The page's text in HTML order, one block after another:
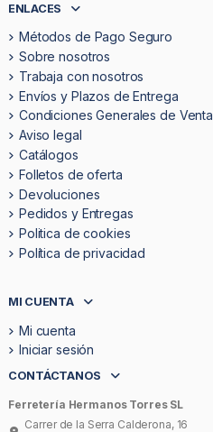
ENLACES
Métodos de Pago Seguro
Sobre nosotros
Trabaja con nosotros
Envíos y Plazos de Entrega
Condiciones Generales de Venta
Aviso legal
Catálogos
Folletos de oferta
Devoluciones
Pedidos y Entregas
Politica de cookies
Política de privacidad
MI CUENTA
Mi cuenta
Iniciar sesión
CONTÁCTANOS
Ferretería Hermanos Torres SL
Carrer de la Serra Calderona, 16